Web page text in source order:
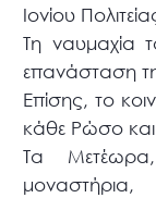
Ιονίου
Τη ναυμαχία
επανάσταση
Επίσης, το
κάθε Ρώσο
Τα
μοναστήρια,